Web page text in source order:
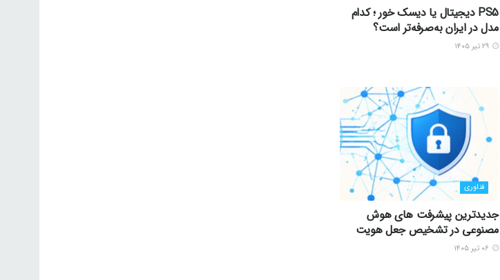
PS5 دیجیتال یا دیسک خور ؛ کدام
مدل در ایران به‌صرفه‌تر است؟
فناوری
جدیدترین پیشرفت های هوش
مصنوعی در تشخیص جعل هویت